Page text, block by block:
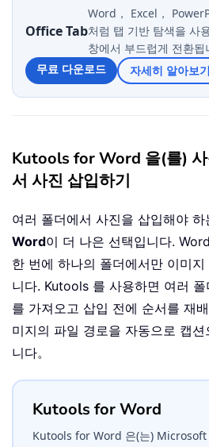
Office Tab
Word， Excel，
처럼 탭 기반 탐색을 사
창에서 부드럽게 전환됩
무료 다운로드
자세히 알아보기
Kutools for Word 을(를) 사
서 사진 삽입하기
여러 폴더에서 사진을 삽입해야 하
Word이 더 나은 선택입니다.
한 번에 하나의 폴더에서만 이미
니다. Kutools 를 사용하면 여러
를 가져오고 삽입 전에 순서를 재
미지의 파일 경로을 자동으로 캡
니다。
Kutools for Word
Kutools for Word 은(는) Microsoft